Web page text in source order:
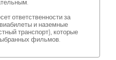
ответственности за
и наземные
транспорт), которые
фильмов.